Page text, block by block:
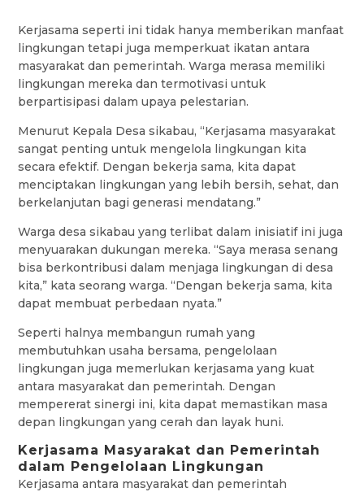
Kerjasama seperti ini tidak hanya memberikan manfaat
lingkungan tetapi juga memperkuat ikatan antara
masyarakat dan pemerintah. Warga merasa memiliki
lingkungan mereka dan termotivasi untuk
berpartisipasi dalam upaya pelestarian.
Menurut Kepala Desa sikabau, “Kerjasama masyarakat
sangat penting untuk mengelola lingkungan kita
secara efektif. Dengan bekerja sama, kita dapat
menciptakan lingkungan yang lebih bersih, sehat, dan
berkelanjutan bagi generasi mendatang.”
Warga desa sikabau yang terlibat dalam inisiatif ini juga
menyuarakan dukungan mereka. “Saya merasa senang
bisa berkontribusi dalam menjaga lingkungan di desa
kita,” kata seorang warga. “Dengan bekerja sama, kita
dapat membuat perbedaan nyata.”
Seperti halnya membangun rumah yang
membutuhkan usaha bersama, pengelolaan
lingkungan juga memerlukan kerjasama yang kuat
antara masyarakat dan pemerintah. Dengan
mempererat sinergi ini, kita dapat memastikan masa
depan lingkungan yang cerah dan layak huni.
Kerjasama Masyarakat dan Pemerintah
dalam Pengelolaan Lingkungan
Kerjasama antara masyarakat dan pemerintah